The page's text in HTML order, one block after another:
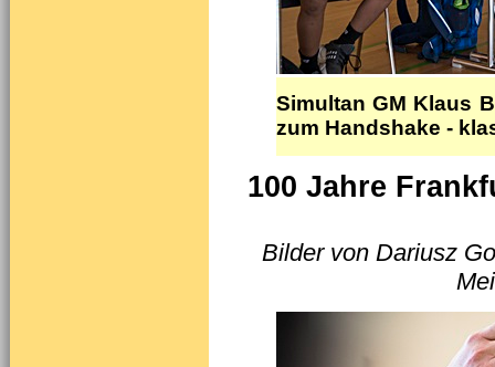
Simultan GM Klaus
zum Handshake -
100 Jahre
Bilder von Dariusz